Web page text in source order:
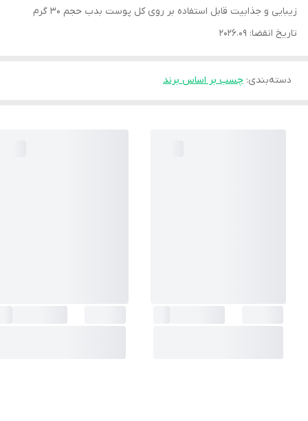
زیبایی و جذابیت قابل استفاده بر روی کل پوست بدب حجم 30 گرم
تاریخ انقضا: 2026.09
دسته‌بندی: چسب بر اساس برند